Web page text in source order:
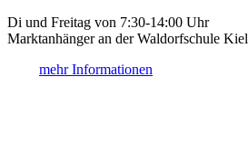
Di und Freitag von 7:30-14:00 Uhr
Marktanhänger an der Waldorfschule Kiel
mehr Informationen